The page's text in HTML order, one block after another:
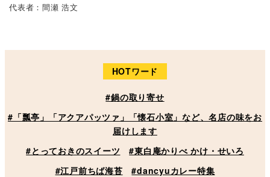
代表者：間瀬 浩文
HOTワード
#鍋の取り寄せ
#「瓢亭」「アクアパッツァ」「懐石小室」など、名店の味をお
届けします
#とっておきのスイーツ
#東白庵かりべ かけ・せいろ
#江戸前ちば海苔
#dancyuカレー特集